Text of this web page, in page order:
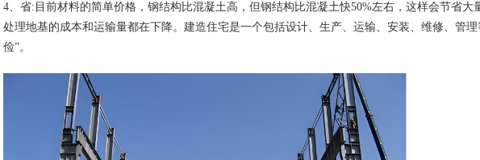
4、省:目前材料的简单价格，钢结构比混凝土高，但钢结构比混凝土快50%左右，这样会节省大
处理地基的成本和运输量都在下降。建造住宅是一个包括设计、生产、运输、安装、维修、管
俭”。